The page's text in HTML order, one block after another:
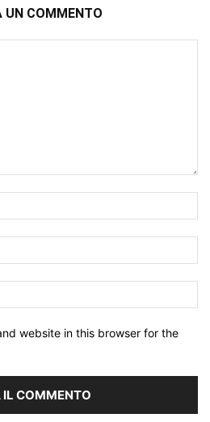
UN COMMENTO
website in this browser for the